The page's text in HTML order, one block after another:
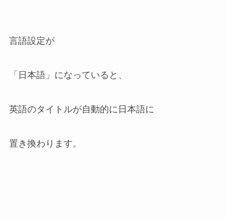
言語設定が
「日本語」になっていると、
英語のタイトルが自動的に日本語に
置き換わります。